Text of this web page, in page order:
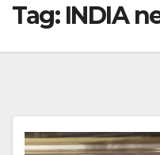
Tag: INDIA